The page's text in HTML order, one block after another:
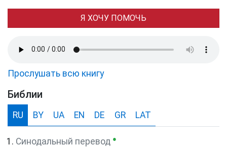
Я ХОЧУ ПОМОЧЬ
Прослушать всю книгу
Библии
RU BY UA EN DE GR LAT
Синодальный перевод ●